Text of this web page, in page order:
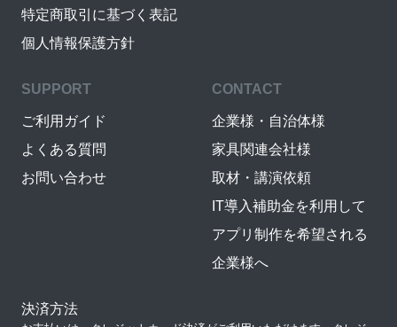
特定商取引に基づく表記
個人情報保護方針
SUPPORT
ご利用ガイド
よくある質問
お問い合わせ
CONTACT
企業様・自治体様
家具関連会社様
取材・講演依頼
IT導入補助金を利用して
アプリ制作を希望される
企業様へ
決済方法